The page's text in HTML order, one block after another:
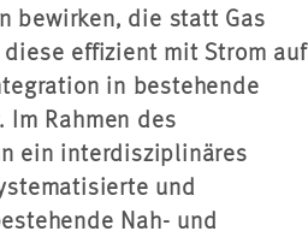
bewirken, die statt Gas
effizient mit Strom auf
in bestehende
Rahmen des
ein interdisziplinäres
und
Nah- und